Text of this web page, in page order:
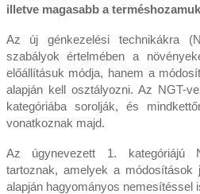
illetve magasabb a
Az új génkezelési technikákra
szabályok értelmében a
előállításuk módja, hanem a
alapján kell osztályozni. Az NGT-
kategóriába sorolják, és
vonatkoznak majd.
Az úgynevezett 1. kategóriájú
tartoznak, amelyek a módosítások
alapján hagyományos nemesítéssel